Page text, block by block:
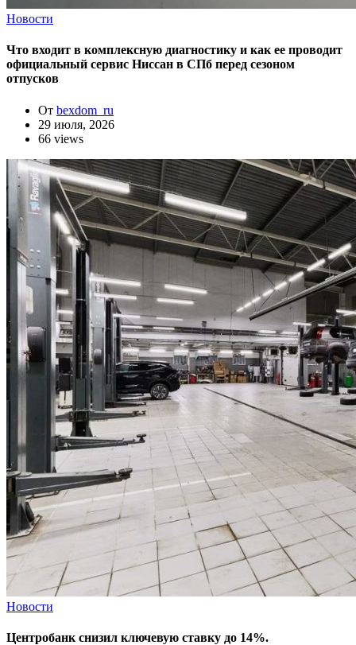
Новости
Что входит в комплексную диагностику и как ее проводит
официальный сервис Ниссан в СПб перед сезоном
отпусков
От bexdom_ru
29 июля, 2026
66 views
Новости
Центробанк снизил ключевую ставку до 14%.